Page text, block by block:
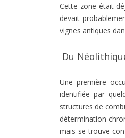
Cette zone était
devait
vignes antiques
Du
Une première
identifiée par
structures de
détermination
mais se trouve